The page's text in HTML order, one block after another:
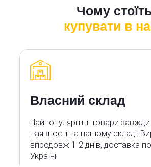
Чому
купувати в
Власний склад
Найпопулярніші товари
наявності на нашому складі.
впродовж 1-2 днів, доставка по
Україні